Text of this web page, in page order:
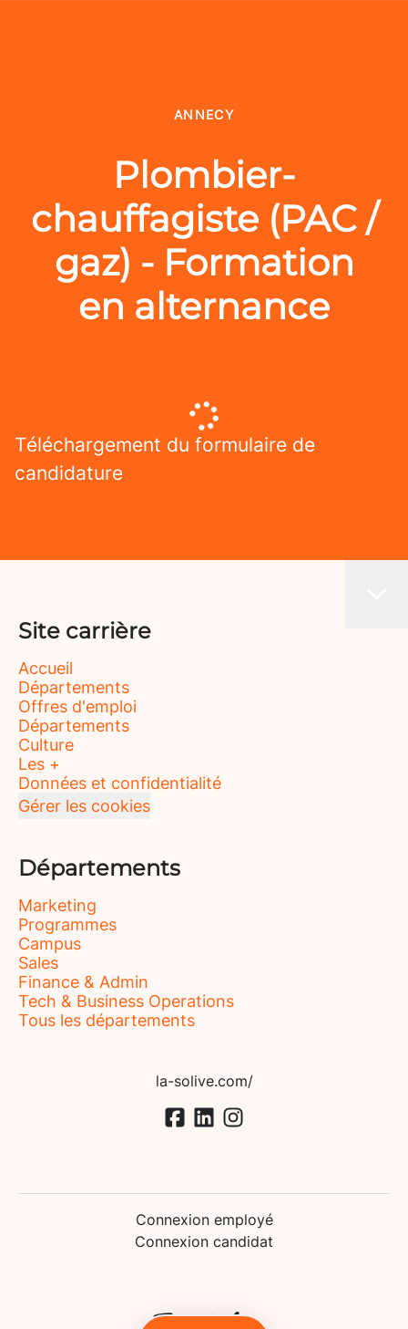
ANNECY
Plombier-
chauffagiste (PAC /
gaz) - Formation
en alternance
Téléchargement du formulaire de
candidature
Site carrière
Accueil
Départements
Offres d'emploi
Départements
Culture
Les +
Données et confidentialité
Gérer les cookies
Départements
Marketing
Programmes
Campus
Sales
Finance & Admin
Tech & Business Operations
Tous les départements
la-solive.com/
Connexion employé
Connexion candidat